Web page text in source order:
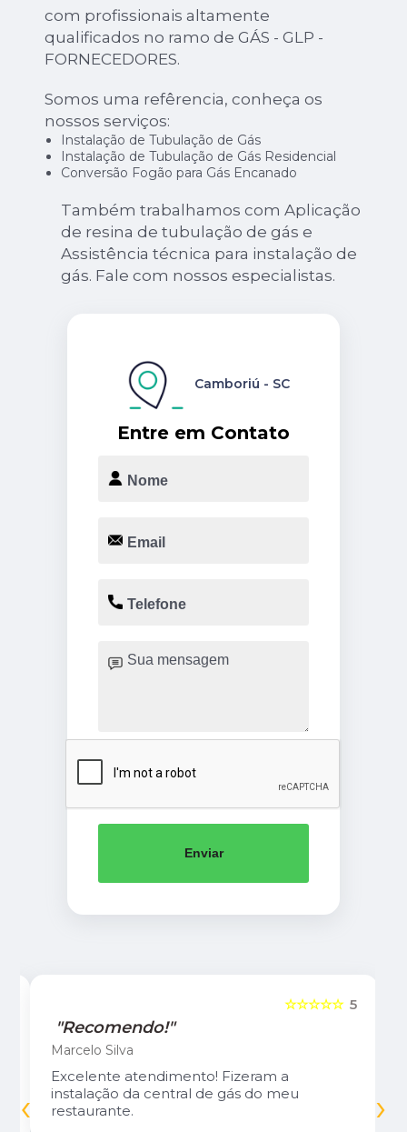
com profissionais altamente
qualificados no ramo de GÁS - GLP -
FORNECEDORES.
Somos uma refêrencia, conheça os
nossos serviços:
Instalação de Tubulação de Gás
Instalação de Tubulação de Gás Residencial
Conversão Fogão para Gás Encanado
Também trabalhamos com Aplicação
de resina de tubulação de gás e
Assistência técnica para instalação de
gás. Fale com nossos especialistas.
Entre em Contato
Camboriú - SC
Enviar
5
☆☆☆☆☆
"Recomendo!"
Marcelo Silva
Excelente atendimento! Fizeram a
instalação da central de gás do meu
restaurante.
‹ ›